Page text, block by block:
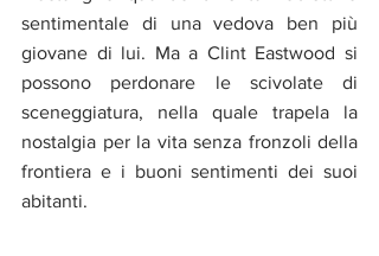
sentimentale di una vedova ben più
giovane di lui. Ma a Clint Eastwood si
possono perdonare le scivolate di
sceneggiatura, nella quale trapela la
nostalgia per la vita senza fronzoli della
frontiera e i buoni sentimenti dei suoi
abitanti.